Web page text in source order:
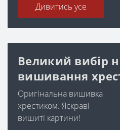
Дивитись усе
Великий вибір
вишивання
Оригінальна вишивка
хрестиком. Яскраві
вишиті картини!